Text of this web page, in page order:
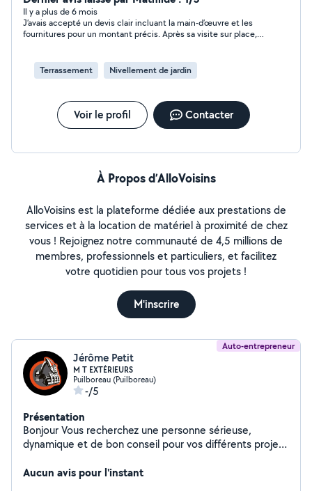
Il y a plus de 6 mois
J’avais accepté un devis clair incluant la main-d’œuvre et les
fournitures pour un montant précis. Après sa visite sur place,
part. Quand j’ai rappelé que le devis accepté fait foi, il a insisté
pour augmenter le prix, ce qui a rendu la situation impossible.
professionnelle. Je ne recommande pas.
Terrassement Nivellement de jardin
Voir le profil Contacter
À Propos d’AlloVoisins
AlloVoisins est la plateforme dédiée aux prestations de
services et à la location de matériel à proximité de chez
vous ! Rejoignez notre communauté de 4,5 millions de
membres, professionnels et particuliers, et facilitez
votre quotidien pour tous vos projets !
M'inscrire
Auto-entrepreneur
Jérôme Petit
M T EXTÉRIEURS
Puilboreau (Puilboreau)
-/5
Présentation
Bonjour Vous recherchez une personne sérieuse,
dynamique et de bon conseil pour vos différents projets
plaisir.
Aucun avis pour l'instant